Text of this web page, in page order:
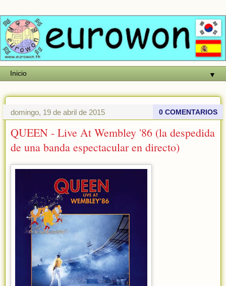
▼
domingo, 19 de abril de 2015 0 COMENTARIOS
QUEEN - Live At Wembley '86 (la despedida
de una banda espectacular en directo)